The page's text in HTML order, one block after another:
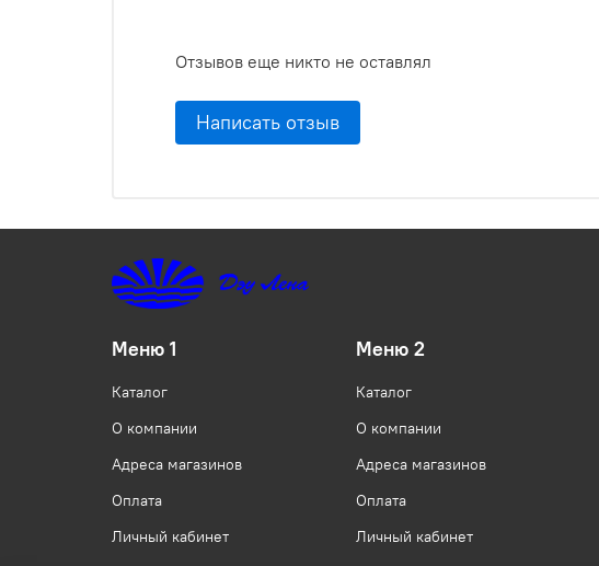
Отзывов еще никто не оставлял
Написать отзыв
Меню 1
Каталог
О компании
Адреса магазинов
Оплата
Личный кабинет
Меню 2
Каталог
О компании
Адреса магазинов
Оплата
Личный кабинет